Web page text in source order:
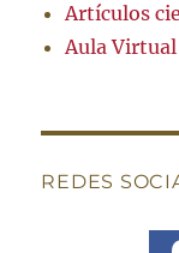
Artículos
Aula Virtual
REDES